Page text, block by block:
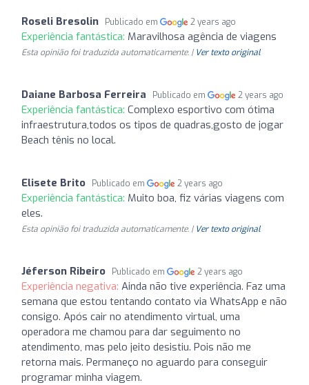
Roseli Bresolin Publicado em 2 years ago
Experiência fantástica: Maravilhosa agência de viagens
Esta opinião foi traduzida automaticamente. | Ver texto original
Daiane Barbosa Ferreira Publicado em 2 years ago
Experiência fantástica: Complexo esportivo com ótima
infraestrutura,todos os tipos de quadras,gosto de jogar
Beach tênis no local.
Elisete Brito Publicado em 2 years ago
Experiência fantástica: Muito boa, fiz várias viagens com
eles.
Esta opinião foi traduzida automaticamente. | Ver texto original
Jéferson Ribeiro Publicado em 2 years ago
Experiência negativa: Ainda não tive experiência. Faz uma
semana que estou tentando contato via WhatsApp e não
consigo. Após cair no atendimento virtual, uma
operadora me chamou para dar seguimento no
atendimento, mas pelo jeito desistiu. Pois não me
retorna mais. Permaneço no aguardo para conseguir
programar minha viagem.